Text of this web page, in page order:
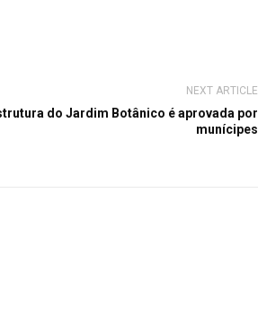
NEXT ARTICLE
do Jardim Botânico é aprovada por
munícipes